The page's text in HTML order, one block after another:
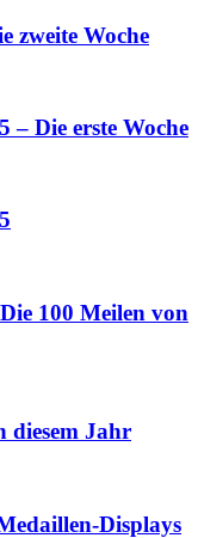
zweite Woche
– Die erste Woche
100 Meilen von
diesem Jahr
Displays